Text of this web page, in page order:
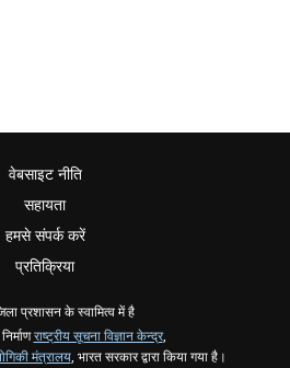
वेबसाइट नीति
सहायता
हमसे संपर्क करें
प्रतिक्रिया
प्रशासन के स्वामित्व में है
राष्ट्रीय सूचना विज्ञान केन्द्र,
मंत्रालय, भारत सरकार द्वारा किया गया है।